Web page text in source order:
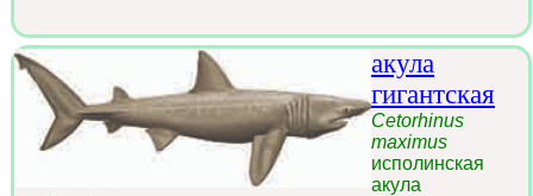
акула
гигантская
Cetorhinus
maximus
исполинская
акула